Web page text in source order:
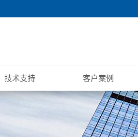
技术支持 客户案例